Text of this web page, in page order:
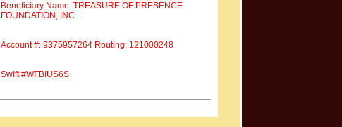
Beneficiary Name: TREASURE OF PRESENCE
FOUNDATION, INC.
Account #: 9375957264 Routing: 121000248
Swift #WFBIUS6S